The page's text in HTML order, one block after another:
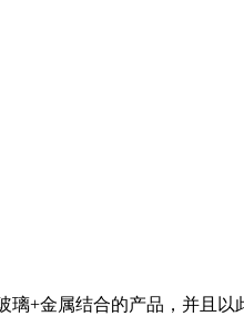
+金属结合的产品，并且